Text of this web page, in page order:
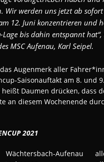
Wir werden uns jetzt ab
12. Juni konzentrieren und
Lage bis dahin entspannt hat“,
MSC Aufenau, Karl Seipel.
Augenmerk aller
Saisonauftakt am 8. und
Daumen drücken, dass
an diesem Wochenende
2021
Aufenau alle